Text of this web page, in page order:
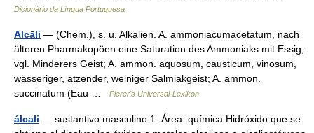
Dicionário da Língua Portuguesa
Alcāli — (Chem.), s. u. Alkalien. A. ammoniacumacetatum, nach
älteren Pharmakopöen eine Saturation des Ammoniaks mit Essig;
vgl. Minderers Geist; A. ammon. aquosum, causticum, vinosum,
wässeriger, ätzender, weiniger Salmiakgeist; A. ammon.
succinatum (Eau …
Pierer's Universal-Lexikon
álcali — sustantivo masculino 1. Área: química Hidróxido que se